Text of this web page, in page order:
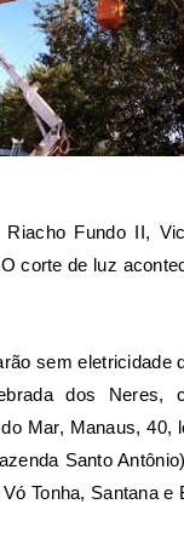
Fundo II,
corte de luz
sem eletricidade
dos Neres,
Mar, Manaus,
Santo
Tonha, Santana e